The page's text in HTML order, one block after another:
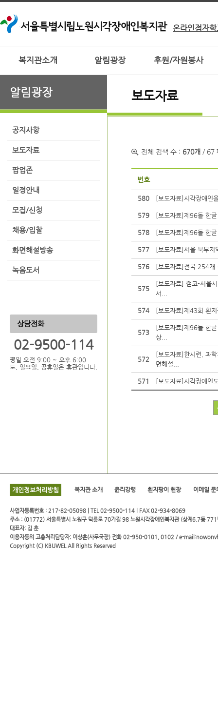
온라인점자
복지관소개 알림광장 후원/자원봉사
알림광장
공지사항
보도자료
팝업존
일정안내
모집/신청
채용/입찰
화면해설방송
녹음도서
상담전화
02-9500-114
평일 오전 9:00 ~ 오후 6:00
토, 일요일, 공휴일은 휴관입니다.
보도자료
전체 검색 수 : 670개 / 67
번호
580 [보도자료]시각장애인
579 [보도자료]제96돌 한
578 [보도자료]제96돌 한
577 [보도자료]서울 북부
576 [보도자료]전국 254개
575
[보도자료] 캠코-서울
서...
574 [보도자료]제43회 흰
573
[보도자료]제96돌 한
상...
572
[보도자료]한시련, 과
면해설...
571 [보도자료]시각장애인
개인정보처리방침 복지관 소개 윤리강령 흰지팡이 헌장 이메일 문
사업자등록번호 : 217-82-05098 | TEL 02-9500-114 l FAX 02-934-8069
주소 : (01772) 서울특별시 노원구 덕릉로 70가길 98 노원시각장애인복지관 (상계6.7동 771
대표자: 김 훈
이용자등의 고충처리담당자; 이상훈(사무국장) 전화 02-950-0101, 0102 / e-
Copyright (C) KBUWELAll Rights Reserved